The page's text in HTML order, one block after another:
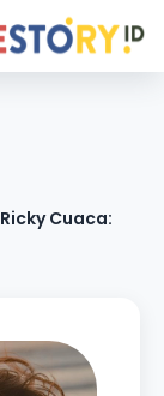
Cuaca: